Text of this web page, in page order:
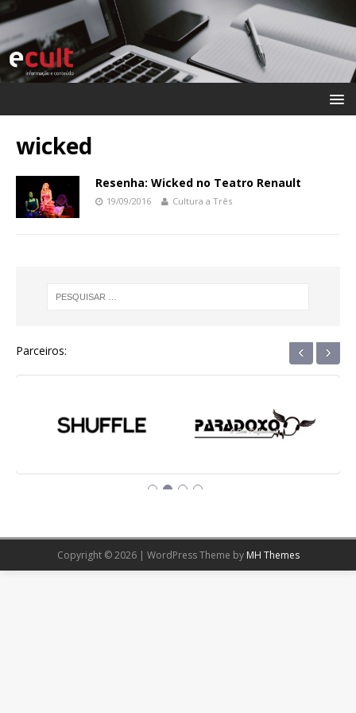
wicked
Resenha: Wicked no Teatro Renault
19/09/2016 Cultura a Três
Parceiros: ‹ ›
Copyright © 2026 | WordPress Theme by MH Themes